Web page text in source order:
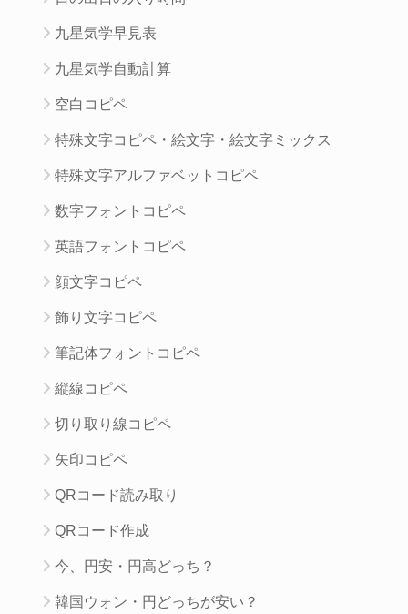
九星気学早見表
九星気学自動計算
空白コピペ
特殊文字コピペ・絵文字・絵文字ミックス
特殊文字アルファベットコピペ
数字フォントコピペ
英語フォントコピペ
顔文字コピペ
飾り文字コピペ
筆記体フォントコピペ
縦線コピペ
切り取り線コピペ
矢印コピペ
QRコード読み取り
QRコード作成
今、円安・円高どっち？
韓国ウォン・円どっちが安い？